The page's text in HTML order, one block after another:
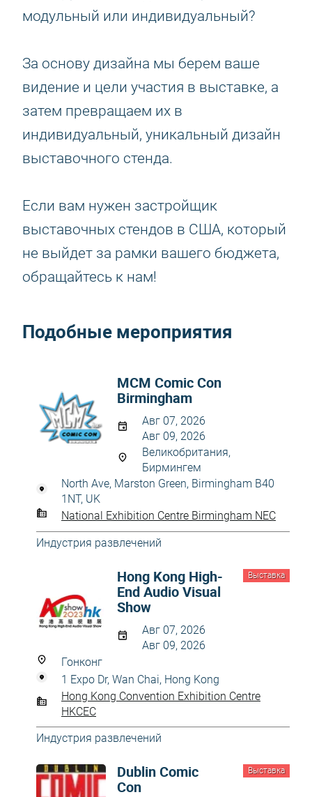
модульный или индивидуальный?
За основу дизайна мы берем ваше
видение и цели участия в выставке, а
затем превращаем их в
индивидуальный, уникальный дизайн
выставочного стенда.
Если вам нужен застройщик
выставочных стендов в США, который
не выйдет за рамки вашего бюджета,
обращайтесь к нам!
Подобные мероприятия
MCM Comic Con
Birmingham
Авг 07, 2026
Авг 09, 2026
Великобритания,
Бирмингем
North Ave, Marston Green, Birmingham B40
1NT, UK
National Exhibition Centre Birmingham NEC
Индустрия развлечений
Выставка
Hong Kong High-
End Audio Visual
Show
Авг 07, 2026
Авг 09, 2026
Гонконг
1 Expo Dr, Wan Chai, Hong Kong
Hong Kong Convention Exhibition Centre
HKCEC
Индустрия развлечений
Выставка
Dublin Comic
Con